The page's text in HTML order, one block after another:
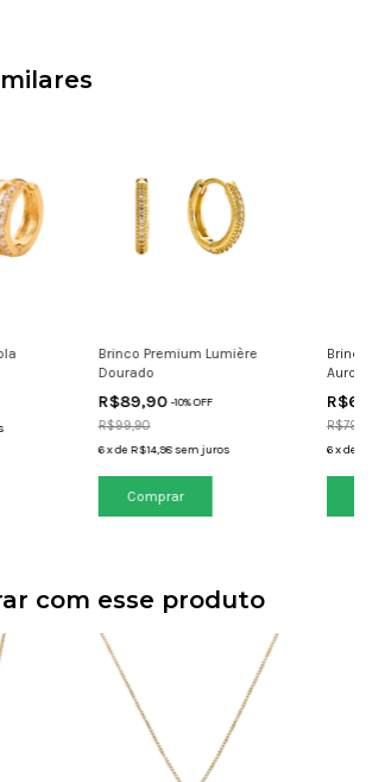
Brinco Premium Lumière
Dourado
R$89,90-10% OFF
R$99,90
6xdeR$14,98 sem juros
Brinco
6xde
com esse produto